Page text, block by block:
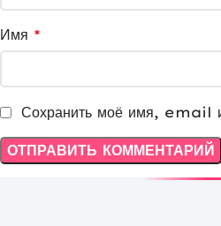
Имя *
Сохранить моё имя, email и